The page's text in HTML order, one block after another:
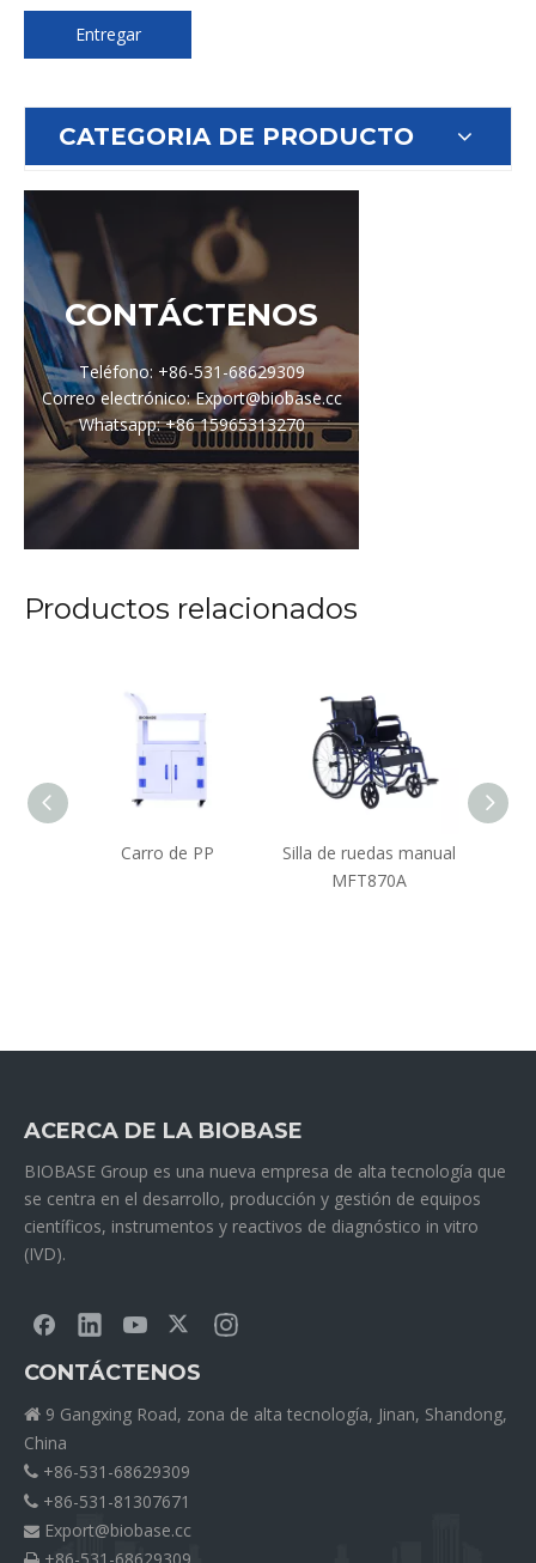
Entregar
CATEGORIA DE PRODUCTO
CONTÁCTENOS
Teléfono: +86-531-68629309
Correo electrónico: Export@biobase.cc
Whatsapp: +86 15965313270
Productos relacionados
Carro de PP
Silla de ruedas manual
MFT870A
ACERCA DE LA BIOBASE
BIOBASE Group es una nueva empresa de alta tecnología que
se centra en el desarrollo, producción y gestión de equipos
científicos, instrumentos y reactivos de diagnóstico in vitro
(IVD).
CONTÁCTENOS
 9 Gangxing Road, zona de alta tecnología, Jinan, Shandong,
China
 +86-531-68629309
 +86-531-81307671
 Export@biobase.cc